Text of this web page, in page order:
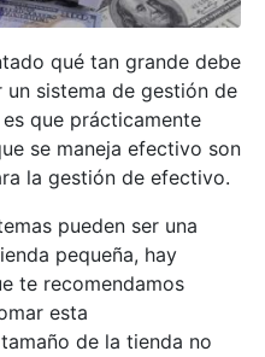
qué tan grande debe
sistema de gestión de
que prácticamente
se maneja efectivo son
la gestión de efectivo.
pueden ser una
pequeña, hay
te recomendamos
esta
de la tienda no